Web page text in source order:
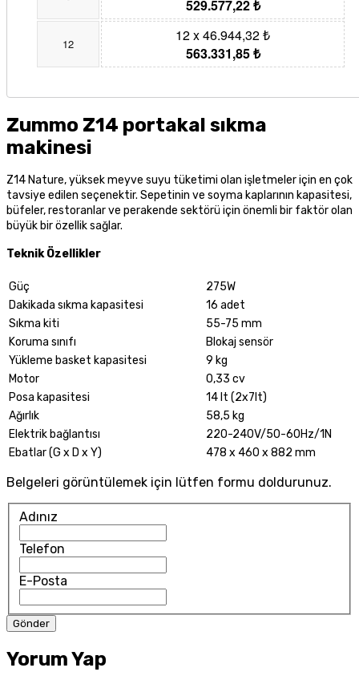
529.577,22 ₺
12
12 x 46.944,32 ₺
563.331,85 ₺
Zummo Z14 portakal sıkma
makinesi
Z14 Nature, yüksek meyve suyu tüketimi olan işletmeler için en çok
tavsiye edilen seçenektir. Sepetinin ve soyma kaplarının kapasitesi,
büfeler, restoranlar ve perakende sektörü için önemli bir faktör olan
büyük bir özellik sağlar.
Teknik Özellikler
Güç
275W
Dakikada sıkma kapasitesi
16 adet
Sıkma kiti
55-75 mm
Koruma sınıfı
Blokaj sensör
Yükleme basket kapasitesi
9 kg
Motor
0,33 cv
Posa kapasitesi
14 lt (2x7lt)
Ağırlık
58,5 kg
Elektrik bağlantısı
220-240V/50-60Hz/1N
Ebatlar (G x D x Y)
478 x 460 x 882 mm
Belgeleri görüntülemek için lütfen formu doldurunuz.
Adınız
Telefon
E-Posta
Yorum Yap